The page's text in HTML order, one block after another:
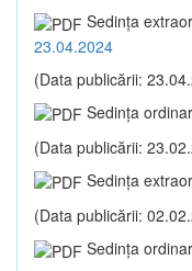
Sedinţa
23.04.2024
(Data publicării:
Sedinţa
(Data publicării:
Sedinţa
(Data publicării:
Sedinţa